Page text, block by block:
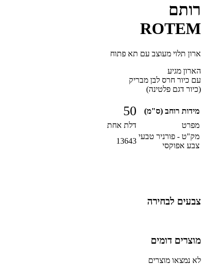
רותם
ROTEM
ארון תלוי מעוצב עם תא פתוח
הארון מגיע
עם כיור חרס לבן מבריק
(כיור דגם פלטינה)
מידות רוחב (ס"מ) 50
מפרט
דלת אחת
מק"ט - פורניר טבעי
צבע אפוקסי
13643
צבעים לבחירה
מוצרים דומים
לא נמצאו מוצרים